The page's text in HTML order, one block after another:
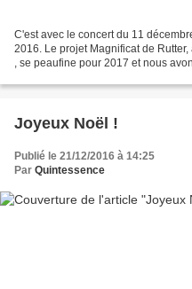
C'est avec le concert du 11
2016. Le projet Magnificat de
, se peaufine pour 2017 et nous
Joyeux Noël !
Publié le 21/12/2016 à 14:25
Par Quintessence